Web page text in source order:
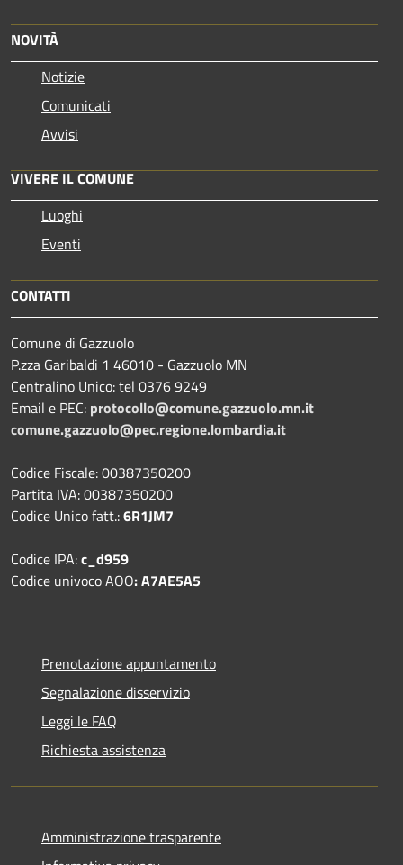
NOVITÀ
Notizie
Comunicati
Avvisi
VIVERE IL COMUNE
Luoghi
Eventi
CONTATTI
Comune di Gazzuolo
P.zza Garibaldi 1 46010 - Gazzuolo MN
Centralino Unico: tel 0376 9249
Email e PEC: protocollo@comune.gazzuolo.mn.it
comune.gazzuolo@pec.regione.lombardia.it
Codice Fiscale: 00387350200
Partita IVA: 00387350200
Codice Unico fatt.:6R1JM7
Codice IPA:c_d959
Codice univoco AOO: A7AE5A5
Prenotazione appuntamento
Segnalazione disservizio
Leggi le FAQ
Richiesta assistenza
Amministrazione trasparente